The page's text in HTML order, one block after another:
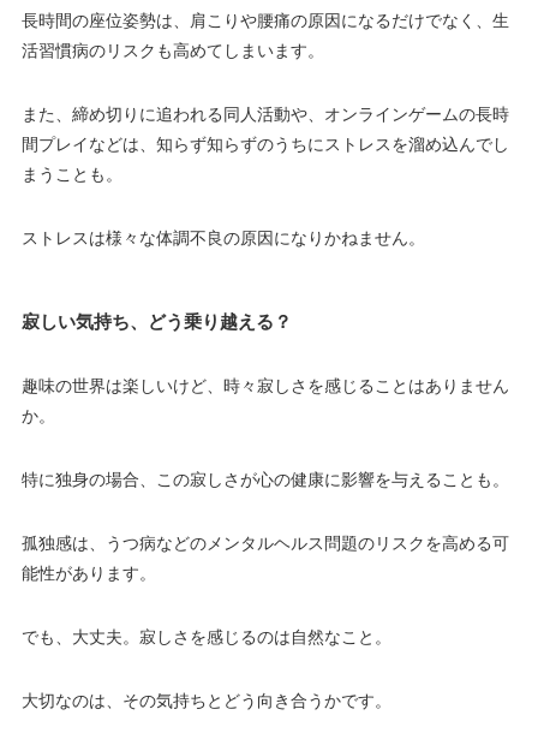
長時間の座位姿勢は、肩こりや腰痛の原因になるだけでなく、生
活習慣病のリスクも高めてしまいます。
また、締め切りに追われる同人活動や、オンラインゲームの長時
間プレイなどは、知らず知らずのうちにストレスを溜め込んでし
まうことも。
ストレスは様々な体調不良の原因になりかねません。
寂しい気持ち、どう乗り越える？
趣味の世界は楽しいけど、時々寂しさを感じることはありません
か。
特に独身の場合、この寂しさが心の健康に影響を与えることも。
孤独感は、うつ病などのメンタルヘルス問題のリスクを高める可
能性があります。
でも、大丈夫。寂しさを感じるのは自然なこと。
大切なのは、その気持ちとどう向き合うかです。